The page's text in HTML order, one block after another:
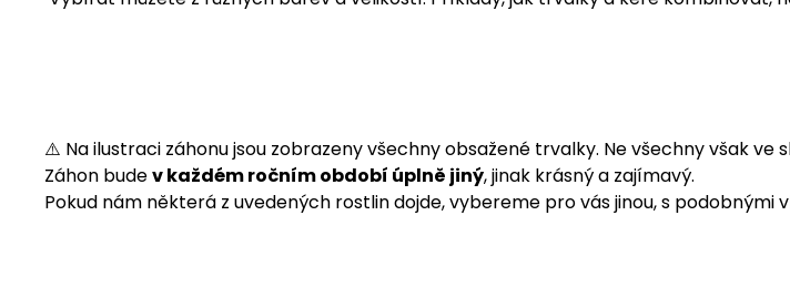
⚠️ Na ilustraci záhonu jsou zobrazeny všechny obsažené trvalky. Ne všechny však ve
Záhon budev každém ročním období úplně jiný, jinak krásný a zajímavý.
Pokud nám některá z uvedených rostlin dojde, vybereme pro vás jinou, s